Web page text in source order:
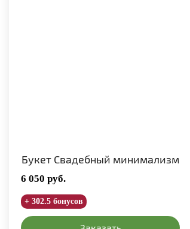
Букет Свадебный минимализм
6 050 руб.
+ 302.5 бонусов